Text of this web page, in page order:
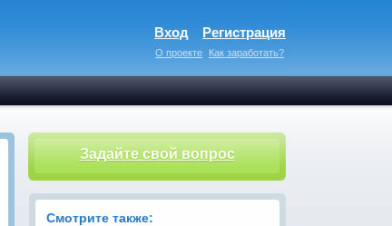
Вход Регистрация
О проекте Как заработать?
Задайте свой вопрос
Смотрите также: